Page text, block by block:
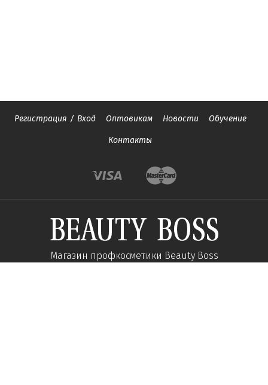
Регистрация / Вход Оптовикам Новости Обучение
Контакты
Магазин профкосметики Beauty Boss